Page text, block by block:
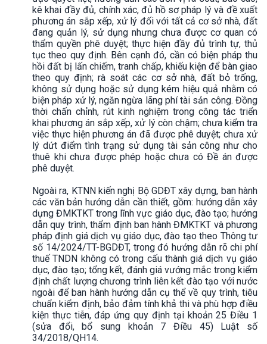
kê khai đầy đủ, chính xác, đủ hồ sơ pháp lý và đề xuất
phương án sắp xếp, xử lý đối với tất cả cơ sở nhà, đất
đang quản lý, sử dụng nhưng chưa được cơ quan có
thẩm quyền phê duyệt; thực hiện đầy đủ trình tự, thủ
tục theo quy định. Bên cạnh đó, cần có biện pháp thu
hồi đất bị lấn chiếm, tranh chấp, khiếu kiện để bàn giao
theo quy định; rà soát các cơ sở nhà, đất bỏ trống,
không sử dụng hoặc sử dụng kém hiệu quả nhằm có
biện pháp xử lý, ngăn ngừa lãng phí tài sản công. Đồng
thời chấn chỉnh, rút kinh nghiệm trong công tác triển
khai phương án sắp xếp, xử lý còn chậm; chưa kiểm tra
việc thực hiện phương án đã được phê duyệt; chưa xử
lý dứt điểm tình trạng sử dụng tài sản công như cho
thuê khi chưa được phép hoặc chưa có Đề án được
phê duyệt.
Ngoài ra, KTNN kiến nghị Bộ GDĐT xây dựng, ban hành
các văn bản hướng dẫn cần thiết, gồm: hướng dẫn xây
dựng ĐMKTKT trong lĩnh vực giáo dục, đào tạo; hướng
dẫn quy trình, thẩm định ban hành ĐMKTKT và phương
pháp định giá dịch vụ giáo dục, đào tạo theo Thông tư
số 14/2024/TT-BGDĐT, trong đó hướng dẫn rõ chi phí
thuế TNDN không có trong cấu thành giá dịch vụ giáo
dục, đào tạo; tổng kết, đánh giá vướng mắc trong kiểm
định chất lượng chương trình liên kết đào tạo với nước
ngoài để ban hành hướng dẫn cụ thể về quy trình, tiêu
chuẩn kiểm định, bảo đảm tính khả thi và phù hợp điều
kiện thực tiễn, đáp ứng quy định tại khoản 25 Điều 1
(sửa đổi, bổ sung khoản 7 Điều 45) Luật số
34/2018/QH14.